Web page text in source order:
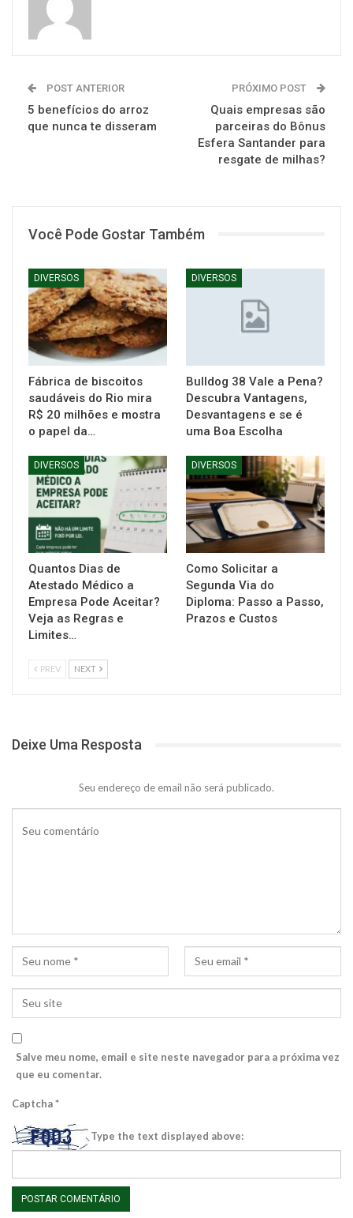
POST ANTERIOR
5 benefícios do arroz
que nunca te disseram
PRÓXIMO POST
Quais empresas são
parceiras do Bônus
Esfera Santander para
resgate de milhas?
Você Pode Gostar Também
DIVERSOS
Fábrica de biscoitos
saudáveis do Rio mira
R$ 20 milhões e mostra
o papel da…
DIVERSOS
Bulldog 38 Vale a Pena?
Descubra Vantagens,
Desvantagens e se é
uma Boa Escolha
DIVERSOS
Quantos Dias de
Atestado Médico a
Empresa Pode Aceitar?
Veja as Regras e
Limites…
DIVERSOS
Como Solicitar a
Segunda Via do
Diploma: Passo a Passo,
Prazos e Custos
PREV NEXT
Deixe Uma Resposta
Seu endereço de email não será publicado.
Salve meu nome, email e site neste navegador para a próxima vez
que eu comentar.
Captcha*
Type the text displayed above: